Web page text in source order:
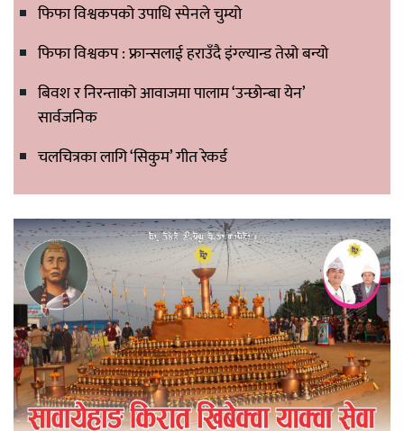
फिफा विश्वकपको उपाधि स्पेनले चुम्यो
फिफा विश्वकप : फ्रान्सलाई हराउँदै इंग्ल्यान्ड तेस्रो बन्यो
बिवश र निरन्ताको आवाजमा पालाम ‘उन्छोन्बा येन’
सार्वजनिक
चलचित्रका लागि ‘सिकुम’ गीत रेकर्ड